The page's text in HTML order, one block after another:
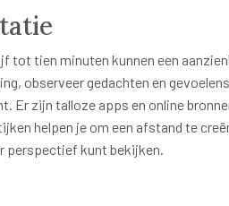
tot tien minuten kunnen een
observeer gedachten en
Er zijn talloze apps en online
helpen je om een afstand te
perspectief kunt bekijken.